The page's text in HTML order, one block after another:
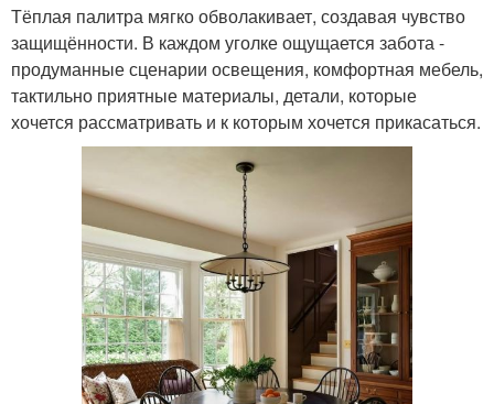
Тёплая палитра мягко обволакивает, создавая чувство
защищённости. В каждом уголке ощущается забота -
продуманные сценарии освещения, комфортная мебель,
тактильно приятные материалы, детали, которые
хочется рассматривать и к которым хочется прикасаться.